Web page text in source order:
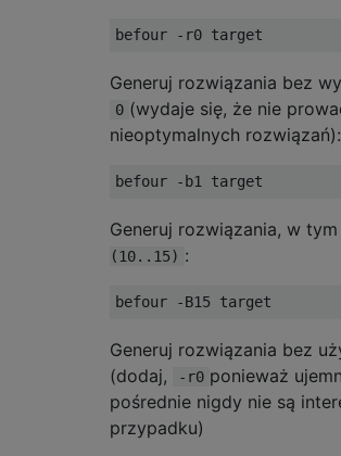
Generuj rozwiązania bez
0 (wydaje się, że nie
nieoptymalnych rozwiązań):
Generuj rozwiązania, w tym
(10..15) :
Generuj rozwiązania bez
(dodaj, -r0 ponieważ
pośrednie nigdy nie są
przypadku)